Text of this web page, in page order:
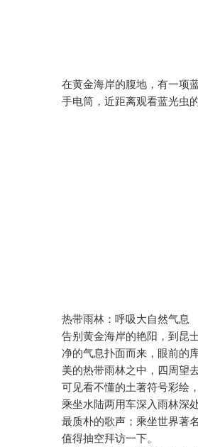
在黄金海岸的腹地，有一项
手电筒，近距离观看蓝光虫
热带雨林：呼吸大自然气息
告别黄金海岸的艳阳，到昆
净的气息扑面而来，眼前的
美的热带雨林之中，四周望
可见看不懂的土著符号彩绘
乘坐水陆两用车深入雨林深
最质朴的歌声；乘坐世界著
值得抽空拜访一下。